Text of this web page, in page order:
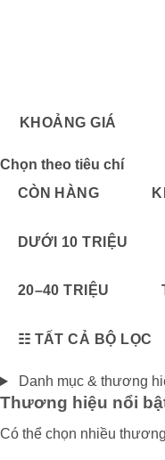
KHOẢNG GIÁ
Chọn theo tiêu chí
CÒN HÀNG
DƯỚI 10 TRIỆU
20–40 TRIỆU
☷ TẤT CẢ BỘ LỌC
Danh mục & thương
Thương hiệu nổi
Có thể chọn nhiều